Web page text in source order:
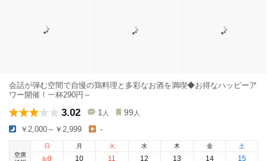
会話が弾む空間で自慢の鶏料理と多彩なお酒を満喫◆お得なハッピーア
ワー開催！一杯290円～
3.02 1 人 99 人
￥2,000～￥2,999 -
空席
日
8/9
月
10
火
11
水
12
木
13
金
14
土
15